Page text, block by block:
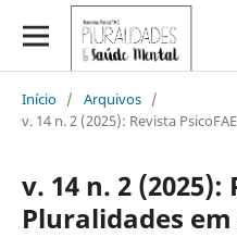
Início / Arquivos /
v. 14 n. 2 (2025): Revista
v. 14 n. 2 (2025):
Pluralidades